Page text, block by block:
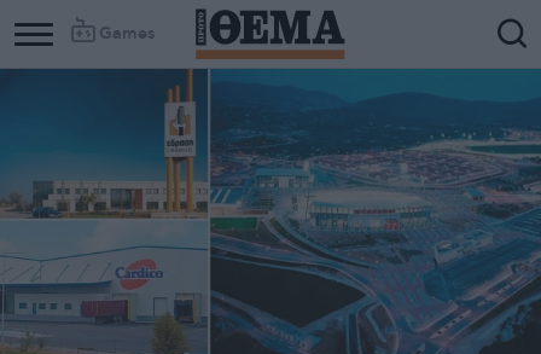
Games